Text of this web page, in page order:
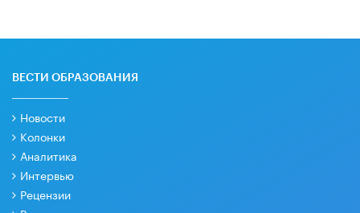
ВЕСТИ ОБРАЗОВАНИЯ
Новости
Колонки
Аналитика
Интервью
Рецензии